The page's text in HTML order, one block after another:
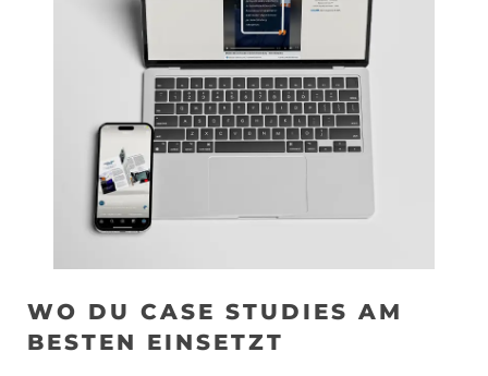
WO DU CASE STUDIES AM
BESTEN EINSETZT